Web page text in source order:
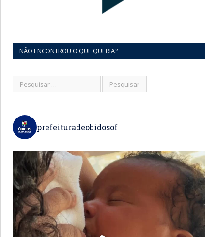
NÃO ENCONTROU O QUE QUERIA?
prefeituradeobidosof